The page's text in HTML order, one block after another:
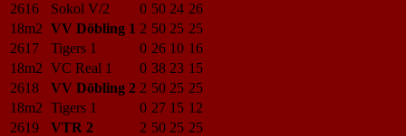
2616
Sokol V/2 0 50 24 26
18m2 VV Döbling 1 2 50 25 25
2617
Tigers 1 0 26 10 16
18m2 VC Real 1 0 38 23 15
2618
VV Döbling 2 2 50 25 25
18m2 Tigers 1 0 27 15 12
2619
VTR 2 2 50 25 25